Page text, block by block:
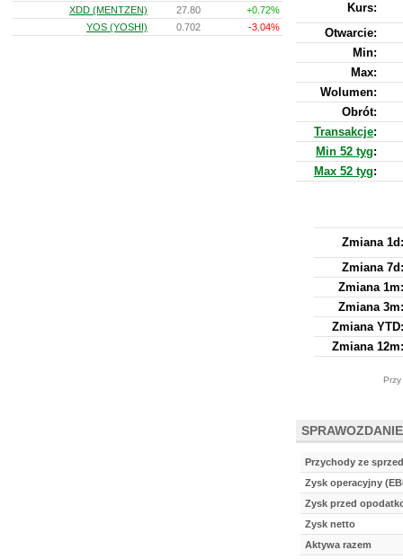
Kurs:
Otwarcie:
Min:
Max:
Wolumen:
Obrót:
Transakcje:
Min 52 tyg:
Max 52 tyg:
Zmiana 1d:
Zmiana 7d:
Zmiana 1m:
Zmiana 3m:
Zmiana YTD:
Zmiana 12m:
Przychody ze
Zysk operacyjny
Zysk przed
Zysk netto
Aktywa razem
XDD (MENTZEN)
27.80
+0.72%
YOS (YOSHI)
0.702 -3.04%